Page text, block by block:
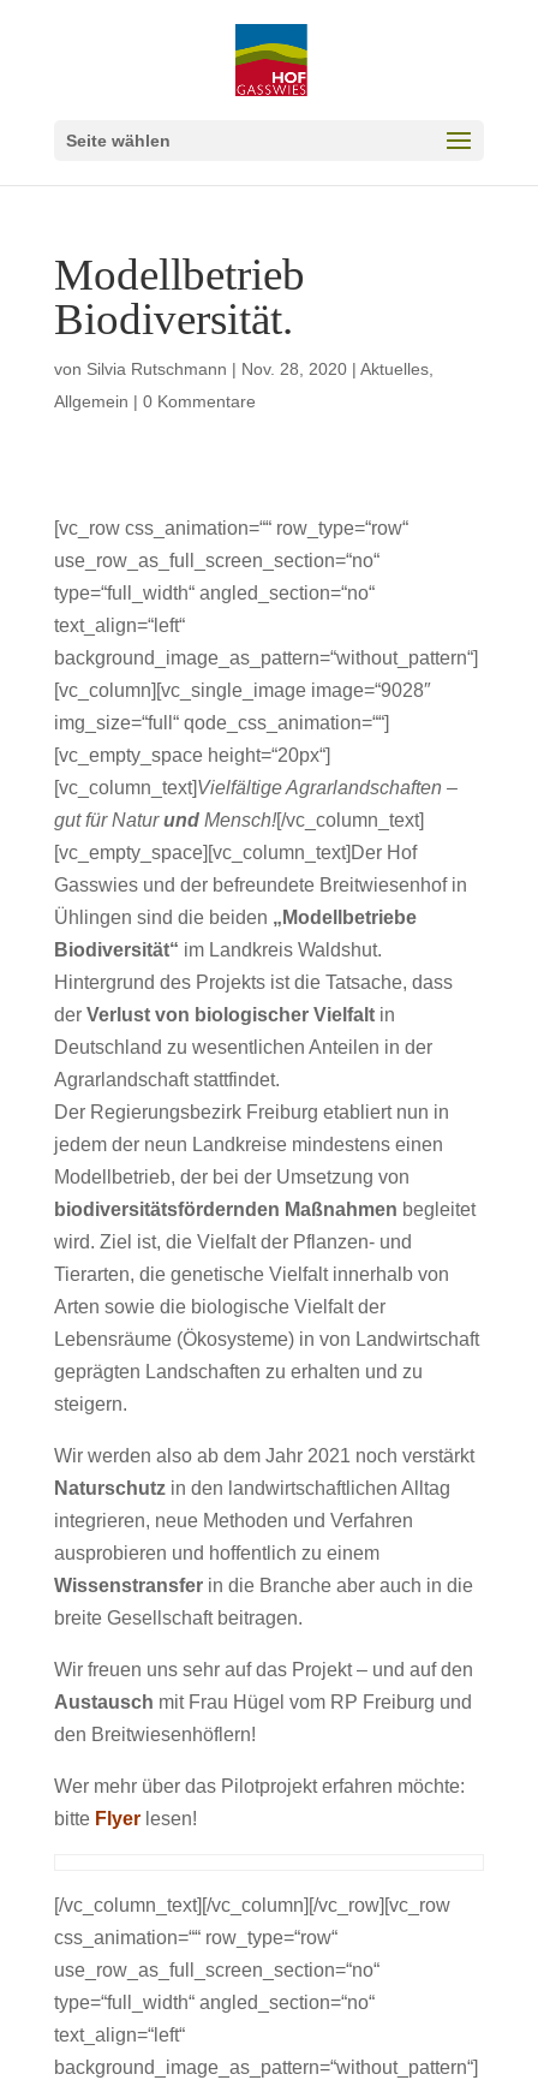
Seite wählen
Modellbetrieb
Biodiversität.
von Silvia Rutschmann | Nov. 28, 2020| Aktuelles,
Allgemein | 0 Kommentare
[vc_row css_animation=““ row_type=“row“
use_row_as_full_screen_section=“no“
type=“full_width“ angled_section=“no“
text_align=“left“
background_image_as_pattern=“without_pattern“]
[vc_column][vc_single_image image=“9028″
img_size=“full“ qode_css_animation=““]
[vc_empty_space height=“20px“]
[vc_column_text]Vielfältige Agrarlandschaften –
gut für NaturundMensch![/vc_column_text]
[vc_empty_space][vc_column_text]Der Hof
Gasswies und der befreundete Breitwiesenhof in
Ühlingen sind die beiden „Modellbetriebe
Biodiversität“ im Landkreis Waldshut.
Hintergrund des Projekts ist die Tatsache, dass
der Verlust von biologischer Vielfaltin
Deutschland zu wesentlichen Anteilen in der
Agrarlandschaft stattfindet.
Der Regierungsbezirk Freiburg etabliert nun in
jedem der neun Landkreise mindestens einen
Modellbetrieb, der bei der Umsetzung von
biodiversitätsfördernden Maßnahmen begleitet
wird. Ziel ist, die Vielfalt der Pflanzen- und
Tierarten, die genetische Vielfalt innerhalb von
Arten sowie die biologische Vielfalt der
Lebensräume (Ökosysteme) in von Landwirtschaft
geprägten Landschaften zu erhalten und zu
steigern.
Wir werden also ab dem Jahr 2021 noch verstärkt
Naturschutzin den landwirtschaftlichen Alltag
integrieren, neue Methoden und Verfahren
ausprobieren und hoffentlich zu einem
Wissenstransferin die Branche aber auch in die
breite Gesellschaft beitragen.
Wir freuen uns sehr auf das Projekt – und auf den
Austausch mit Frau Hügel vom RP Freiburg und
den Breitwiesenhöflern!
Wer mehr über das Pilotprojekt erfahren möchte:
bitte Flyerlesen!
[/vc_column_text][/vc_column][/vc_row][vc_row
css_animation=““ row_type=“row“
use_row_as_full_screen_section=“no“
type=“full_width“ angled_section=“no“
text_align=“left“
background_image_as_pattern=“without_pattern“]